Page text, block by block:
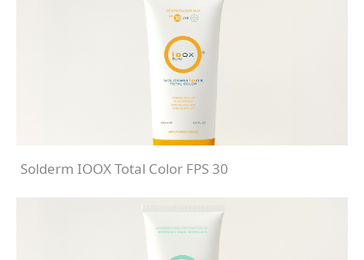
Solderm IOOX Total Color FPS 30